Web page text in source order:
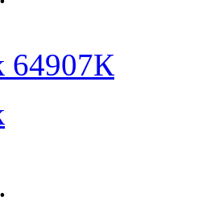
64907К